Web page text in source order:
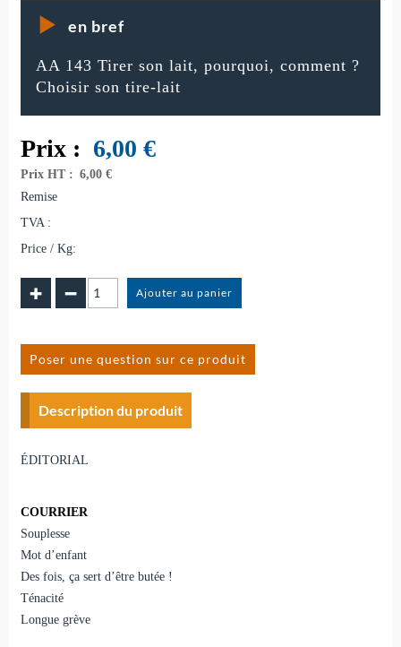
en bref
AA 143 Tirer son lait, pourquoi, comment ?
Choisir son tire-lait
Prix : 6,00 €
Prix HT : 6,00 €
Remise
TVA :
Price / Kg:
Poser une question sur ce produit
Description du produit
ÉDITORIAL
COURRIER
Souplesse
Mot d’enfant
Des fois, ça sert d’être butée !
Ténacité
Longue grève